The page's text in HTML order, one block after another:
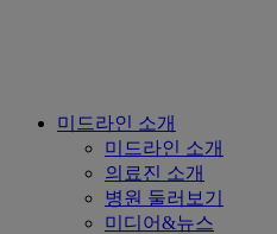
Close
미드라인 소개
미드라인 소개
의료진 소개
병원 둘러보기
미디어&뉴스